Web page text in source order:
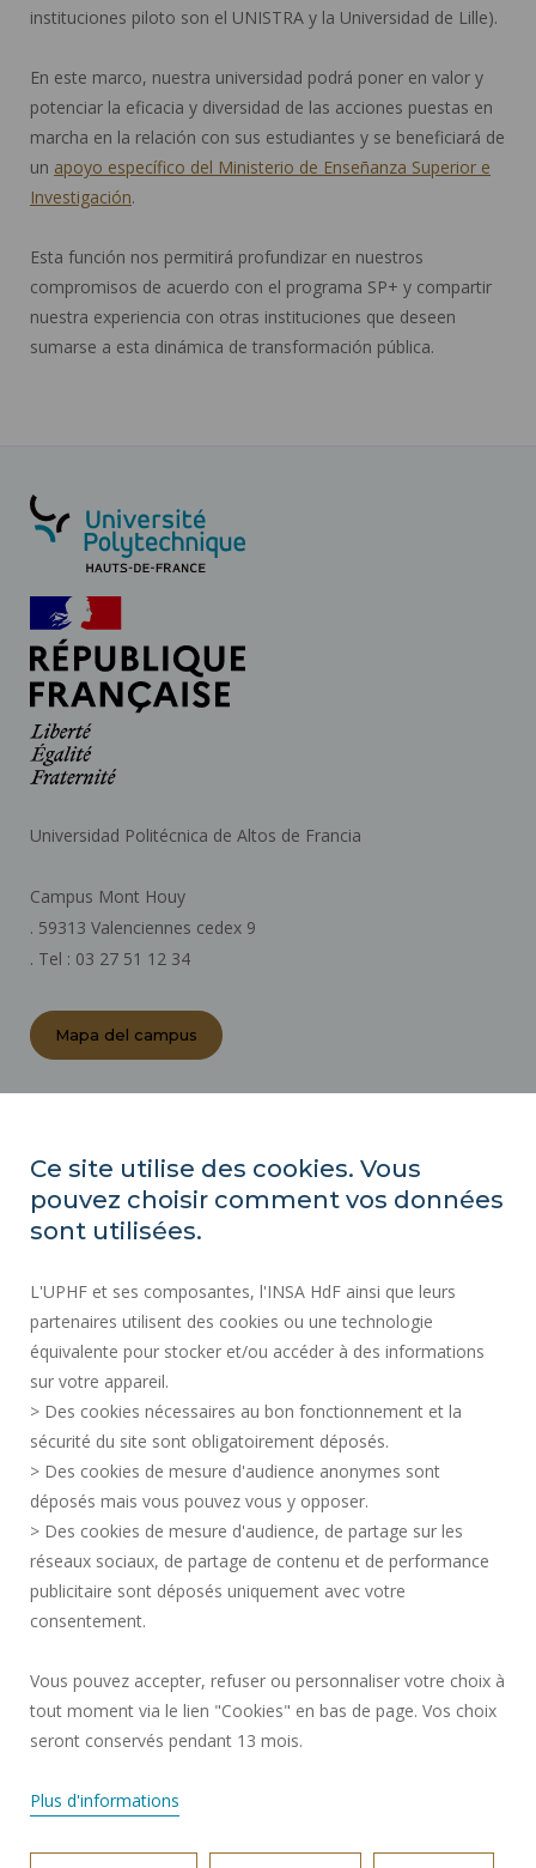
instituciones piloto son el UNISTRA y la Universidad de Lille).
En este marco, nuestra universidad podrá poner en valor y
potenciar la eficacia y diversidad de las acciones puestas en
marcha en la relación con sus estudiantes y se beneficiará de
un apoyo específico del Ministerio de Enseñanza Superior e
Investigación.
Esta función nos permitirá profundizar en nuestros
compromisos de acuerdo con el programa SP+ y compartir
nuestra experiencia con otras instituciones que deseen
sumarse a esta dinámica de transformación pública.
Universidad Politécnica de Altos de Francia
Campus Mont Houy
. 59313 Valenciennes cedex 9
. Tel : 03 27 51 12 34
Mapa del campus
CONTRATACIÓN PÚBLICA
MAPA DEL SITIO
ACCESIBILIDAD
INFORMACIÓN LEGAL
CONTACTOS
DATOS PERSONALES
SERVICIOS PÚBLICOS +
CRÉDITOS
DOY MI OPINIÓN
ACCESIBILIDAD: NO CONFORME
GESTIÓN DE COOKIES
¡Únete a nosotros!
Ce site utilise des cookies. Vous
pouvez choisir comment vos données
sont utilisées.
L'UPHF et ses composantes, l'INSA HdF ainsi que leurs
partenaires utilisent des cookies ou une technologie
équivalente pour stocker et/ou accéder à des informations
sur votre appareil.
> Des cookies nécessaires au bon fonctionnement et la
sécurité du site sont obligatoirement déposés.
> Des cookies de mesure d'audience anonymes sont
déposés mais vous pouvez vous y opposer.
> Des cookies de mesure d'audience, de partage sur les
réseaux sociaux, de partage de contenu et de performance
publicitaire sont déposés uniquement avec votre
consentement.
Vous pouvez accepter, refuser ou personnaliser votre choix à
tout moment via le lien "Cookies" en bas de page. Vos choix
seront conservés pendant 13 mois.
Plus d'informations